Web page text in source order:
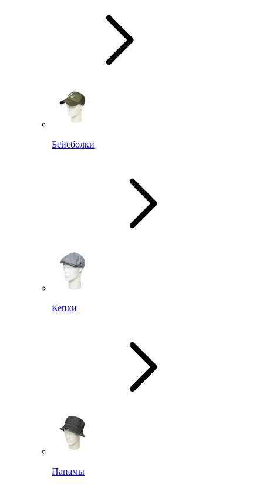
Бейсболки
Кепки
Панамы